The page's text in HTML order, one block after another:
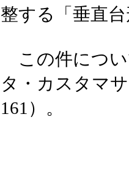
整する「垂直
この件につい
タ・カスタマ
161）。